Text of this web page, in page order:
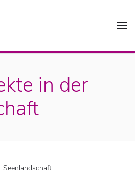
in der
Seenlandschaft